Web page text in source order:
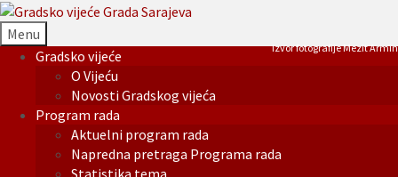
Menu
Gradsko vijeće
O Vijeću
Novosti Gradskog vijeća
Program rada
Aktuelni program rada
Napredna pretraga Programa rada
Izvor fotografije Mezit Armin